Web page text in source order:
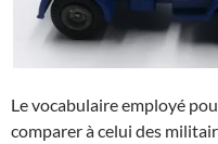
Le vocabulaire employé
comparer à celui des